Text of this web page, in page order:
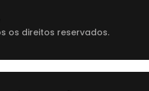
os direitos reservados.